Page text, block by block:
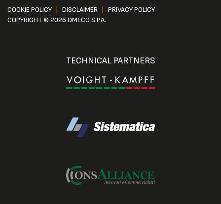
COOKIE POLICY DISCLAIMER
PRIVACY POLICY
COPYRIGHT © 2026 OMECO S.P.A.
TECHNICAL PARTNERS